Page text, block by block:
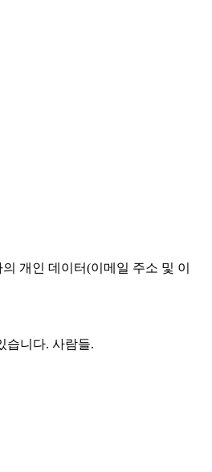
개인 데이터(이메일 주소 및 이
습니다. 사람들.